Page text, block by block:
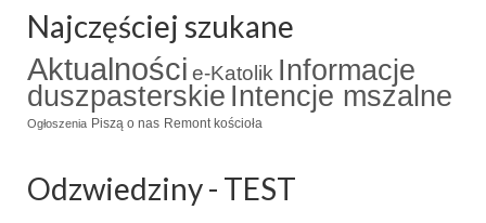
Triduum Św. St. Kostka 2018
Narodowy Dzień Pamięci “Żołnierzy
Wyklętych” 2018
Galerie 2017
Wprowadzenie nowego Proboszcza
Najczęściej szukane
Aktualności e-Katolik Informacje
duszpasterskie Intencje mszalne
Ogłoszenia Piszą o nas Remont kościoła
Odzwiedziny - TEST